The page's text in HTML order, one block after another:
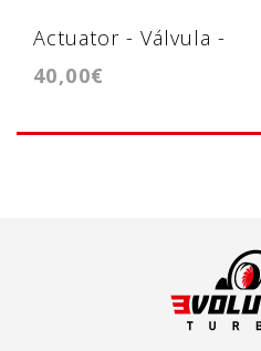
Actuator - Válvula -
GT1749V
40,00€